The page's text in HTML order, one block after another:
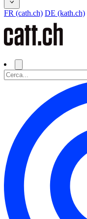
FR (cath.ch) DE (kath.ch)